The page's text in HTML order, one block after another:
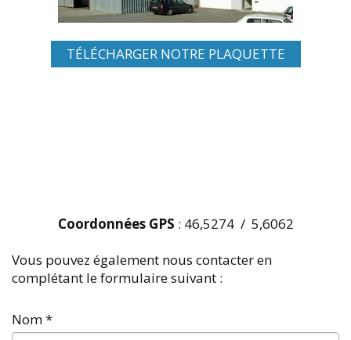
TÉLÉCHARGER NOTRE PLAQUETTE
Coordonnées GPS : 46,5274 / 5,6062
Vous pouvez également nous contacter en
complétant le formulaire suivant :
Nom *